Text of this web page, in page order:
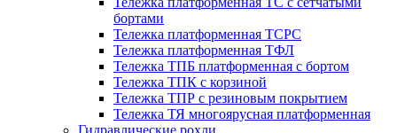
бортами
Тележка платформенная ТСРС
Тележка платформенная ТФЛ
Тележка ТПБ платформенная с бортом
Тележка ТПК с корзиной
Тележка ТПР с резиновым покрытием
Тележка ТЯ многоярусная платформенная
Гидравлические рохли